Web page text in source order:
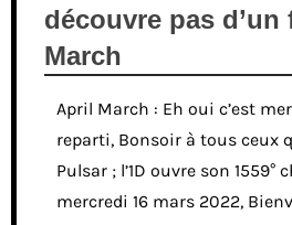
découvre pas
March
April March : Eh oui c’est
reparti, Bonsoir à tous ceux
Pulsar ; l’1D ouvre son 1559°
mercredi 16 mars 2022,